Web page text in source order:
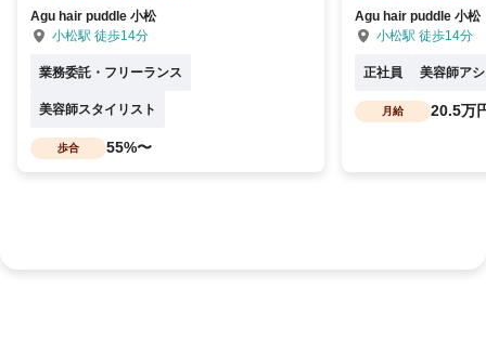
Agu hair puddle 小松
小松駅 徒歩14分
業務委託・フリーランス
美容師スタイリスト
歩合 55%〜
Agu hair puddle 小松
小松駅 徒歩14分
正社員 美容師ア
月給 20.5万